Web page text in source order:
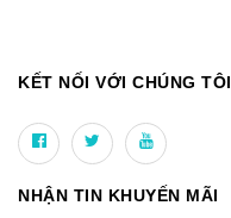
KẾT NỐI VỚI CHÚNG TÔI
NHẬN TIN KHUYẾN MÃI